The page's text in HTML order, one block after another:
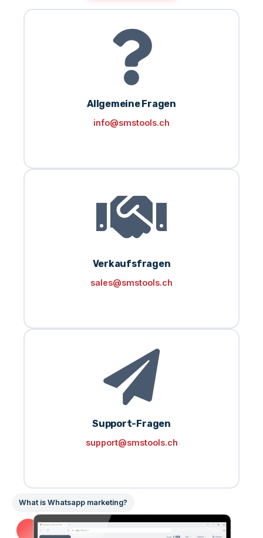
Allgemeine Fragen
info@smstools.ch
Verkaufsfragen
sales@smstools.ch
Support-Fragen
support@smstools.ch
What is Whatsapp marketing?